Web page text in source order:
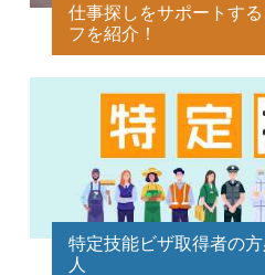
仕事探しをサポートす
フを紹介！
特定技能ビザ取得者の
人